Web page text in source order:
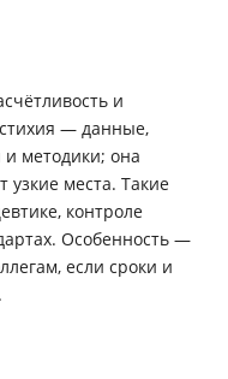
и
стихия — данные,
методики; она
узкие места. Такие
контроле
Особенность —
если сроки и